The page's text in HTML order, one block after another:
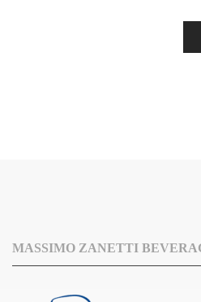
MASSIMO ZANETTI